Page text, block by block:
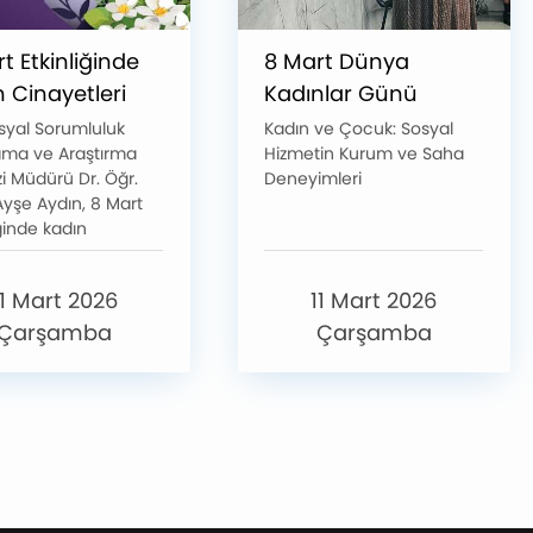
Etkinliğinde
Cinayetleri
Sorumluluk
ve Araştırma
Müdürü Dr. Öğr.
Aydın, 8 Mart
kadın
ve ölüm cezası
perspektifiyle ele
Mart 2026
8 Mart Dünya
Kadınlar Günü
Etkinliği
Kadın ve Çocuk: Sosyal
Hizmetin Kurum ve Saha
Deneyimleri
11 Mart 2026
Çarşamba